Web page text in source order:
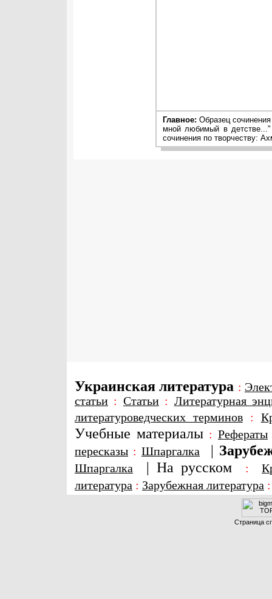
Главное: Образец
мной любимый в
сочинения по творчеству:
Украинская литература :
статьи : Статьи: Литературная
литературоведческих терминов:
Учебные материалы : Рефераты
пересказы : Шпаргалка |
Шпаргалка | На русском :
литература : Зарубежная литература
Страница